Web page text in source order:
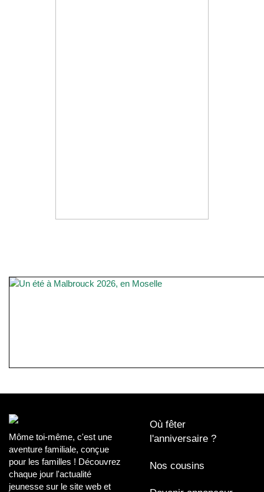
Môme toi-même, c'est une
aventure familiale, conçue
pour les familles ! Découvrez
chaque jour l'actualité
jeunesse sur le site web et
Où fêter
l'anniversaire ?
Nos cousins